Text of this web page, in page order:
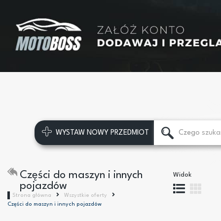
WYSTAW NOWY PRZEDMIOT
Części do maszyn i innych
pojazdów
Strona główna
Wszystkie oferty
Części do maszyn i innych pojazdów
Widok